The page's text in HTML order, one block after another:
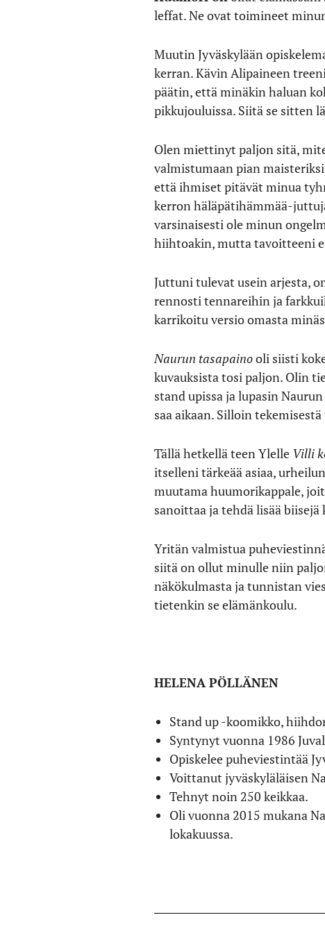
leffat. Ne ovat toimineet
Muutin Jyväskylään
kerran. Kävin Alipaineen
päätin, että minäkin haluan
pikkujouluissa. Siitä se sitten
Olen miettinyt paljon sitä,
valmistumaan pian
että ihmiset pitävät minua
kerron häläpätihämmää-
varsinaisesti ole minun
hiihtoakin, mutta tavoitteeni
Juttuni tulevat usein arjesta,
rennosti tennareihin ja
karrikoitu versio omasta
Naurun tasapainooli siisti
kuvauksista tosi paljon. Olin
stand upissa ja lupasin
saa aikaan. Silloin
Tällä hetkellä teen Ylelle Villi
itselleni tärkeää asiaa,
muutama huumorikappale,
sanoittaa ja tehdä lisää
Yritän valmistua
siitä on ollut minulle niin
näkökulmasta ja tunnistan
tietenkin se elämänkoulu.
HELENA PÖLLÄNEN
Stand up -koomikko,
Syntynyt vuonna 1986
Opiskelee puheviestintää
Voittanut jyväskyläläisen
Tehnyt noin 250 keikkaa.
Oli vuonna 2015 mukana
lokakuussa.